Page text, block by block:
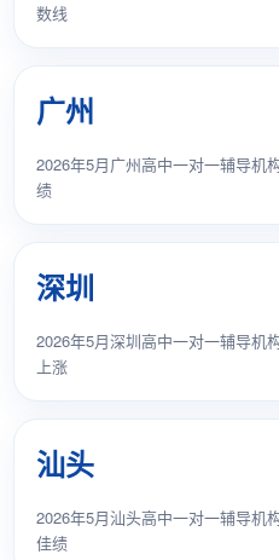
数线
广州
2026年5月广州高中一对一辅导机
绩
深圳
2026年5月深圳高中一对一辅导机
上涨
汕头
2026年5月汕头高中一对一辅导机
佳绩